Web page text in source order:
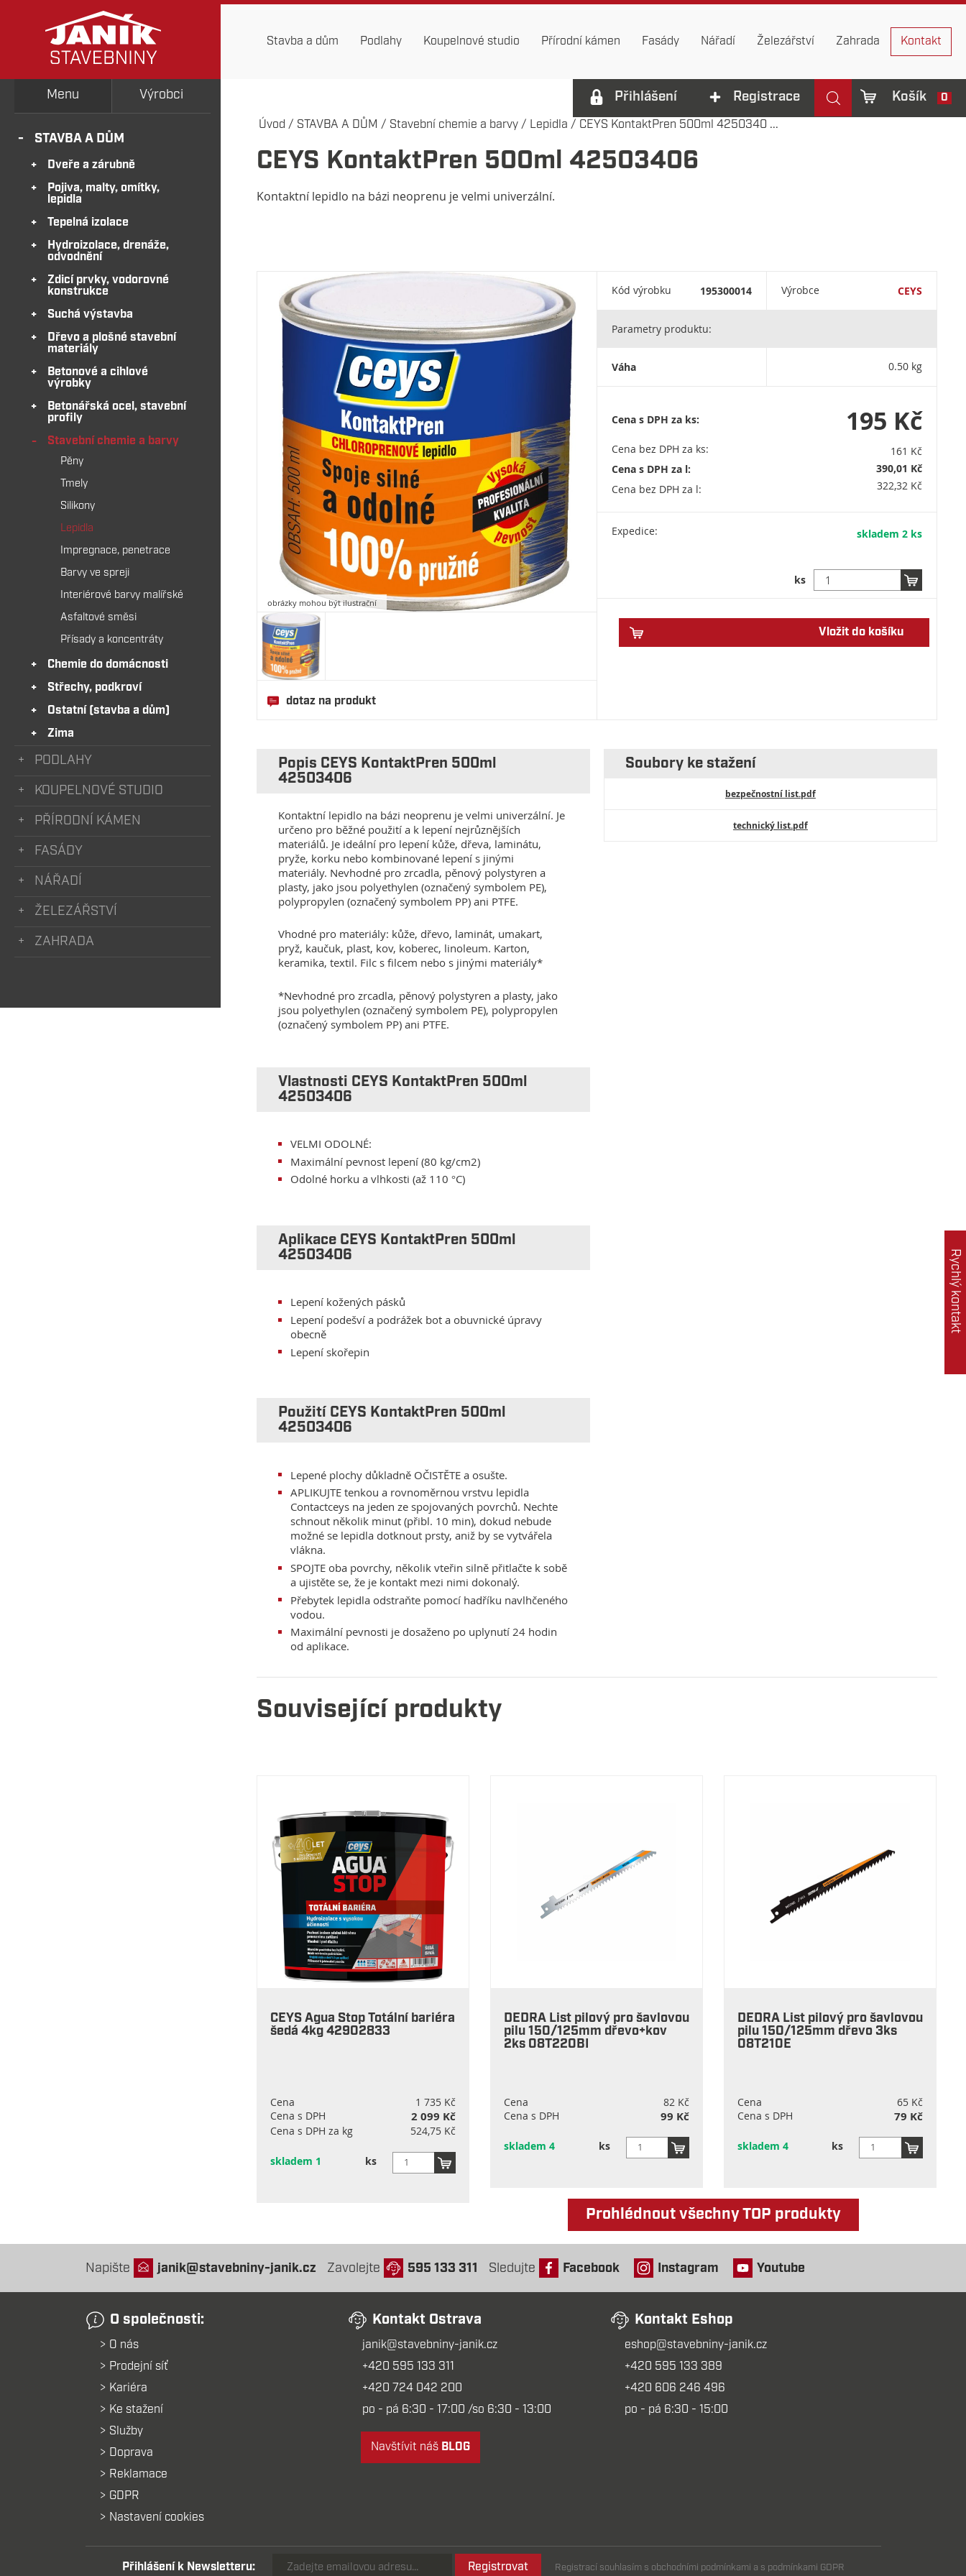
Stavba a dům Podlahy Koupelnové studio Přírodní kámen Fasády Nářadí Železářství Zahrada Kontakt
Přihlášení Registrace Košík 0
Menu Výrobci
STAVBA A DŮM
Dveře a zárubně
Pojiva, malty, omítky,
lepidla
Tepelná izolace
Hydroizolace, drenáže,
odvodnění
Zdicí prvky, vodorovné
konstrukce
Suchá výstavba
Dřevo a plošné stavební
materiály
Betonové a cihlové
výrobky
Betonářská ocel, stavební
profily
Stavební chemie a barvy
Pěny
Tmely
Silikony
Lepidla
Impregnace, penetrace
Barvy ve spreji
Interiérové barvy malířské
Asfaltové směsi
Přísady a koncentráty
Chemie do domácnosti
Střechy, podkroví
Ostatní (stavba a dům)
Zima
PODLAHY
KOUPELNOVÉ STUDIO
PŘÍRODNÍ KÁMEN
FASÁDY
NÁŘADÍ
ŽELEZÁŘSTVÍ
ZAHRADA
Úvod / STAVBA A DŮM / Stavební chemie a barvy / Lepidla / CEYS KontaktPren 500ml 4250340 ...
CEYS KontaktPren 500ml 42503406
Kontaktní lepidlo na bázi neoprenu je velmi univerzální.
obrázky mohou být ilustrační
dotaz na produkt
Kód výrobku 195300014 Výrobce CEYS
Parametry produktu:
Váha 0.50 kg
Cena s DPH za ks:
Cena bez DPH za ks:
Cena s DPH za l:
Cena bez DPH za l:
195 Kč
161 Kč
390,01 Kč
322,32 Kč
Expedice: skladem 2 ks
ks
Vložit do košíku
Popis CEYS KontaktPren 500ml
42503406
Kontaktní lepidlo na bázi neoprenu je velmi univerzální. Je
určeno pro běžné použití a k lepení nejrůznějších
materiálů. Je ideální pro lepení kůže, dřeva, laminátu,
pryže, korku nebo kombinované lepení s jinými
materiály. Nevhodné pro zrcadla, pěnový polystyren a
plasty, jako jsou polyethylen (označený symbolem PE),
polypropylen (označený symbolem PP) ani PTFE.
Vhodné pro materiály: kůže, dřevo, laminát, umakart,
pryž, kaučuk, plast, kov, koberec, linoleum. Karton,
keramika, textil. Filc s filcem nebo s jinými materiály*
*Nevhodné pro zrcadla, pěnový polystyren a plasty, jako
jsou polyethylen (označený symbolem PE), polypropylen
(označený symbolem PP) ani PTFE.
Vlastnosti CEYS KontaktPren 500ml
42503406
VELMI ODOLNÉ:
Maximální pevnost lepení (80 kg/cm2)
Odolné horku a vlhkosti (až 110 °C)
Aplikace CEYS KontaktPren 500ml
42503406
Lepení kožených pásků
Lepení podešví a podrážek bot a obuvnické úpravy
obecně
Lepení skořepin
Použití CEYS KontaktPren 500ml
42503406
Lepené plochy důkladně OČISTĚTE a osušte.
APLIKUJTE tenkou a rovnoměrnou vrstvu lepidla
Contactceys na jeden ze spojovaných povrchů. Nechte
schnout několik minut (přibl. 10 min), dokud nebude
možné se lepidla dotknout prsty, aniž by se vytvářela
vlákna.
SPOJTE oba povrchy, několik vteřin silně přitlačte k sobě
a ujistěte se, že je kontakt mezi nimi dokonalý.
Přebytek lepidla odstraňte pomocí hadříku navlhčeného
vodou.
Maximální pevnosti je dosaženo po uplynutí 24 hodin
od aplikace.
Soubory ke stažení
bezpečnostní list.pdf
technický list.pdf
Související produkty
CEYS Agua Stop Totální bariéra
šedá 4kg 42902833
Cena
1 735 Kč
Cena s DPH
2 099 Kč
Cena s DPH za kg 524,75 Kč
skladem 1 ks
DEDRA List pilový pro šavlovou
pilu 150/125mm dřevo+kov
2ks 08T220BI
Cena
82 Kč
Cena s DPH
99 Kč
skladem 4 ks
DEDRA List pilový pro šavlovou
pilu 150/125mm dřevo 3ks
08T210E
Cena
65 Kč
Cena s DPH
79 Kč
skladem 4 ks
Prohlédnout všechny TOP produkty
Napište janik@stavebniny-janik.cz Zavolejte 595 133 311 Sledujte Facebook Instagram Youtube
O společnosti:
O nás
Prodejní síť
Kariéra
Ke stažení
Služby
Doprava
Reklamace
GDPR
Nastavení cookies
Kontakt Ostrava
janik@stavebniny-janik.cz
+420 595 133 311
+420 724 042 200
po - pá 6:30 - 17:00 /so 6:30 - 13:00
Navštívit náš BLOG
Kontakt Eshop
eshop@stavebniny-janik.cz
+420 595 133 389
+420 606 246 496
po - pá 6:30 - 15:00
Přihlášení k Newsletteru: Registrovat Registrací souhlasím s obchodními podmínkami a s podmínkami GDPR
Rychlý kontakt